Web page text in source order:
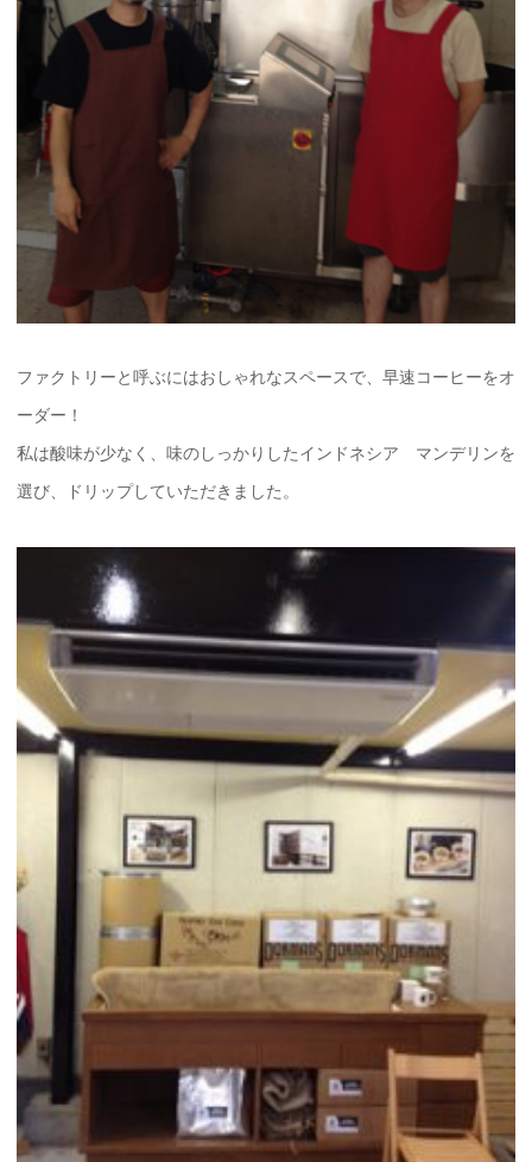
ファクトリーと呼ぶにはおしゃれなスペースで、早速コーヒーをオ
ーダー！
私は酸味が少なく、味のしっかりしたインドネシア マンデリンを
選び、ドリップしていただきました。